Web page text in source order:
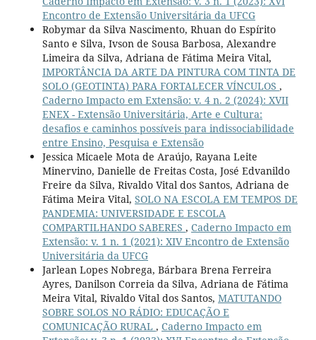
Encontro de Extensão Universitária da UFCG
Robymar da Silva Nascimento, Rhuan do Espírito
Santo e Silva, Ivson de Sousa Barbosa, Alexandre
Limeira da Silva, Adriana de Fátima Meira Vital,
IMPORTÂNCIA DA ARTE DA PINTURA COM TINTA DE
SOLO (GEOTINTA) PARA FORTALECER VÍNCULOS ,
Caderno Impacto em Extensão: v. 4 n. 2 (2024): XVII
ENEX - Extensão Universitária, Arte e Cultura:
desafios e caminhos possíveis para indissociabilidade
entre Ensino, Pesquisa e Extensão
Jessica Micaele Mota de Araújo, Rayana Leite
Minervino, Danielle de Freitas Costa, José Edvanildo
Freire da Silva, Rivaldo Vital dos Santos, Adriana de
Fátima Meira Vital, SOLO NA ESCOLA EM TEMPOS DE
PANDEMIA: UNIVERSIDADE E ESCOLA
COMPARTILHANDO SABERES , Caderno Impacto em
Extensão: v. 1 n. 1 (2021): XIV Encontro de Extensão
Universitária da UFCG
Jarlean Lopes Nobrega, Bárbara Brena Ferreira
Ayres, Danilson Correia da Silva, Adriana de Fátima
Meira Vital, Rivaldo Vital dos Santos, MATUTANDO
SOBRE SOLOS NO RÁDIO: EDUCAÇÃO E
COMUNICAÇÃO RURAL , Caderno Impacto em